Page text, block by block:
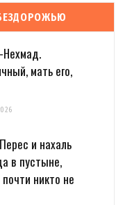
мать его,
и нахаль
в пустыне,
никто не